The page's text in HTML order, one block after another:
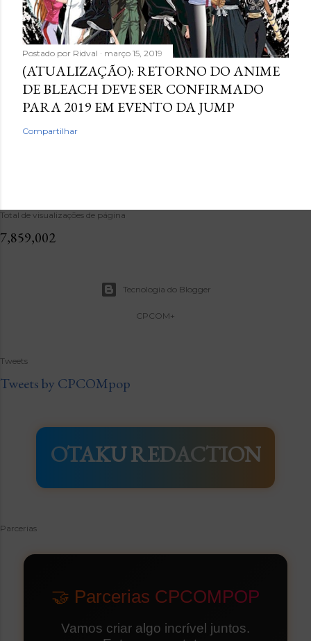
Postado por Ridval março 15, 2019
(ATUALIZAÇÃO): RETORNO DO ANIME
DE BLEACH DEVE SER CONFIRMADO
PARA 2019 EM EVENTO DA JUMP
Compartilhar
Total de visualizações de página
7,859,002
Tecnologia do Blogger
CPCOM+
Tweets
Tweets by CPCOMpop
OTAKU REDACTION
Parcerias
🤝 Parcerias CPCOMPOP
Vamos criar algo incrível juntos.